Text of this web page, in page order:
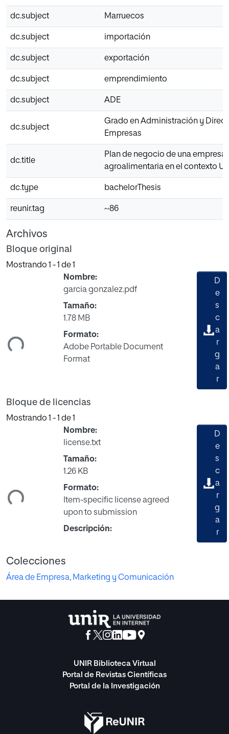
dc.subject Marruecos
dc.subject importación
dc.subject exportación
dc.subject emprendimiento
dc.subject ADE
dc.subject
Grado en Administración y
Empresas
dc.title
Plan de negocio de una empresa
agroalimentaria en el contexto
dc.type bachelorThesis
reunir.tag ~86
Archivos
Bloque original
Mostrando 1 - 1 de 1
Nombre:
garcia gonzalez.pdf
Tamaño:
1.78 MB
Formato:
Adobe Portable Document
Format
D
e
s
c
a
r
g
a
r
Bloque de licencias
Mostrando 1 - 1 de 1
Nombre:
license.txt
Tamaño:
1.26 KB
Formato:
Item-specific license agreed
upon to submission
Descripción:
D
e
s
c
a
r
g
a
r
Colecciones
Área de Empresa, Marketing y Comunicación
UNIR Biblioteca Virtual
Portal de Revistas Científicas
Portal de la Investigación